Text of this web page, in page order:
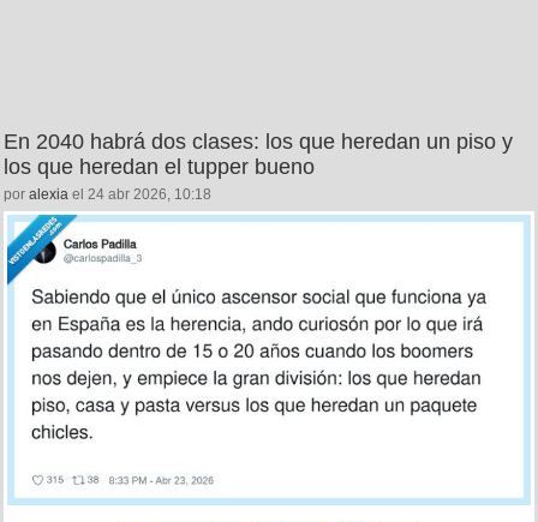
En 2040 habrá dos clases: los que heredan un piso y
los que heredan el tupper bueno
por alexia el 24 abr 2026, 10:18